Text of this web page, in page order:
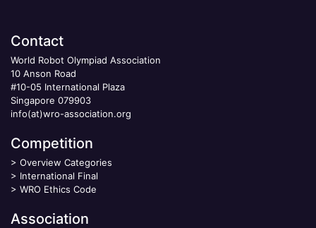
Contact
World Robot Olympiad Association
10 Anson Road
#10-05 International Plaza
Singapore 079903
info(at)wro-association.org
Competition
> Overview Categories
> International Final
> WRO Ethics Code
Association